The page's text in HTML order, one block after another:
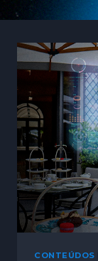
CONTEÚDOS